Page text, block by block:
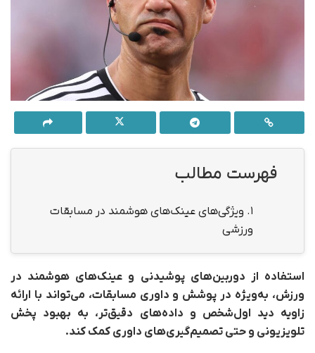
فهرست مطالب
1. ویژگی‌های عینک‌های هوشمند در مسابقات
ورزشی
استفاده از دوربین‌های پوشیدنی و عینک‌های هوشمند در
ورزش، به‌ویژه در پوشش و داوری مسابقات، می‌تواند با ارائه
زاویه دید اول‌شخص و داده‌های دقیق‌تر، به بهبود پخش
تلویزیونی و حتی تصمیم‌گیری‌های داوری کمک کند.